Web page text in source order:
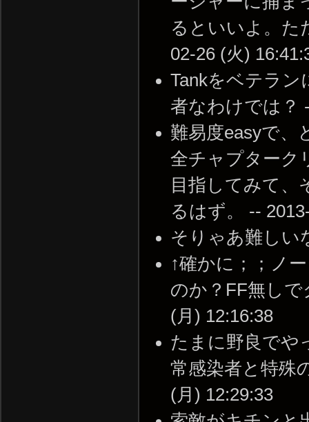
るといいよ。た
02-26 (火)
Tankをベテラ
者なわけでは？
難易度easyで、
全チャプターク
目指してみて、
るはず。 --
そりゃあ難しい
↑確かに；；ノ
のか？FF無し
(月) 12:16:38
たまに野良でや
常感染者と特殊
(月) 12:29:33